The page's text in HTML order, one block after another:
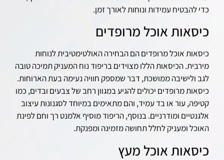
כדי להבטיח עמידות ונוחות לאורך זמן.
כיסאות אוכל מרופדים
כיסאות אוכל מרופדים הם הבחירה האולטימטיבית לנוחות
מירבית. הכיסאות הללו מצוידים בריפוד נוח המעניק תמיכה טובה
לגב ולישיבה ממושכת, דבר שמספק חוויה נעימה בעת הארוחות.
כיסאות מרופדים יכולים להגיע במגוון רחב של צבעים ובדים, כמו
קטיפה, עור או בד עמיד, והם מתאימים במיוחד לסגנונות עיצוב
אלגנטיים ומודרניים. בנוסף, הריפוד מוסיף אלמנט רך וחם לפינת
האוכל ומעניק לחלל תחושה מזמינה ומפנקת.
כיסאות אוכל מעץ